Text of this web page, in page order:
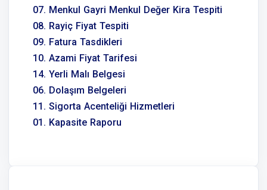
07. Menkul Gayri Menkul Değer Kira Tespiti
08. Rayiç Fiyat Tespiti
09. Fatura Tasdikleri
10. Azami Fiyat Tarifesi
14. Yerli Malı Belgesi
06. Dolaşım Belgeleri
11. Sigorta Acenteliği Hizmetleri
01. Kapasite Raporu